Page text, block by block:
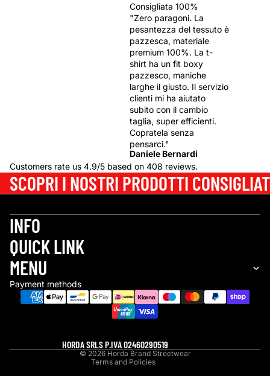
Consigliata 100%
"Zero paragoni. La
pesantezza del tessuto è
pazzesca, materiale
premium 100%. La t-
shirt ha un fit boxy
pazzesco, maniche
larghe il giusto. Il servizio
clienti mi ha aiutato
subito con il cambio
taglia, super efficienti.
Copratela senza
pensarci."
Daniele Bernardi
Customers rate us 4.9/5 based on 408 reviews.
SCOPRI I NOSTRI PRODOTTI
INFO
QUICK LINK
MENU
Payment methods
HORDA SRLS P.IVA 02460290519
© 2026Horda Brand Streetwear
Terms and Policies
Refund policy
Terms of service
Shipping policy
Legal notice